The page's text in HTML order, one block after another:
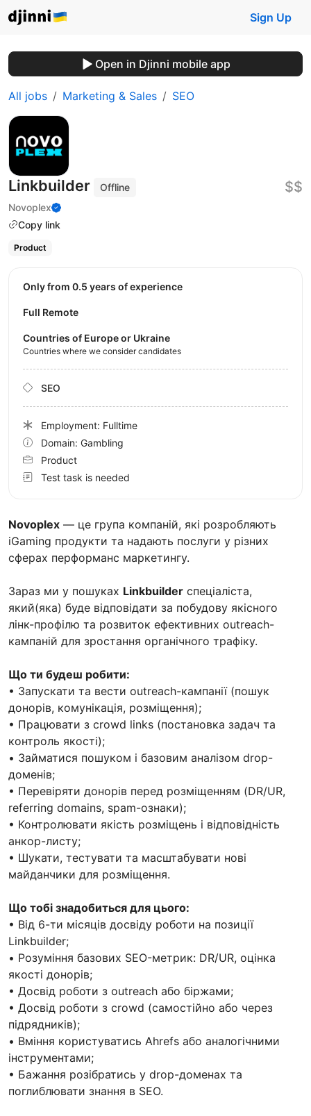
Sign Up
Open in Djinni mobile app
All jobs Marketing & Sales SEO
Linkbuilder
Offline
Novoplex
Copy link
$$
Product
Novoplex — це група компаній, які розробляють
iGaming продукти та надають послуги у різних
сферах перформанс маркетингу.
Зараз ми у пошуках Linkbuilder спеціаліста,
який(яка) буде відповідати за побудову якісного
лінк-профілю та розвиток ефективних outreach-
кампаній для зростання органічного трафіку.
Що ти будеш робити:
• Запускати та вести outreach-кампанії (пошук
донорів, комунікація, розміщення);
• Працювати з crowd links (постановка задач та
контроль якості);
• Займатися пошуком і базовим аналізом drop-
доменів;
• Перевіряти донорів перед розміщенням (DR/UR,
referring domains, spam-ознаки);
• Контролювати якість розміщень і відповідність
анкор-листу;
• Шукати, тестувати та масштабувати нові
майданчики для розміщення.
Що тобі знадобиться для цього:
• Від 6-ти місяців досвіду роботи на позиції
Linkbuilder;
• Розуміння базових SEO-метрик: DR/UR, оцінка
якості донорів;
• Досвід роботи з outreach або біржами;
• Досвід роботи з crowd (самостійно або через
підрядників);
• Вміння користуватись Ahrefs або аналогічними
інструментами;
• Бажання розібратись у drop-доменах та
поглиблювати знання в SEO.
Only from 0.5 years of experience
Full Remote
Countries of Europe or Ukraine
Countries where we consider candidates
SEO
Employment: Fulltime
Domain: Gambling
Product
Test task is needed